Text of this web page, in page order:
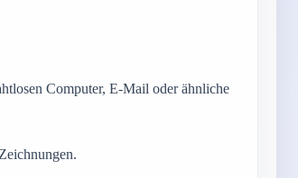
Computer, E-Mail oder ähnliche